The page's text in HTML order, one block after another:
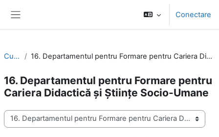
Conectare
Cursuri 16. Departamentul pentru Formare pentru Cariera Didactică şi Ştiinţe Socio-Umane
16. Departamentul pentru Formare pentru
Cariera Didactică şi Ştiinţe Socio-Umane
Categorii curs